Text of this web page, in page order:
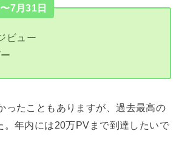
7月31日
ビュー
ったこともありますが、過去最高の
。年内には20万PVまで到達したいで